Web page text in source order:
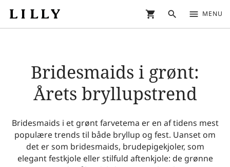
shopping_cart search menu MENU
Bridesmaids i grønt:
Årets bryllupstrend
Bridesmaids i et grønt farvetema er en af tidens mest
populære trends til både bryllup og fest. Uanset om
det er som bridesmaids, brudepigekjoler, som
elegant festkjole eller stilfuld aftenkjole: de grønne